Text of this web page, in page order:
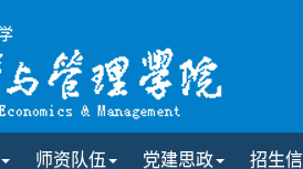
师资队伍 党建思政 招生